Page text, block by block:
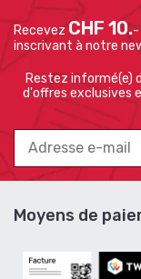
Recevez CHF 10.-
inscrivant à notre
Restez informé(e)
d'offres exclusives
Moyens de